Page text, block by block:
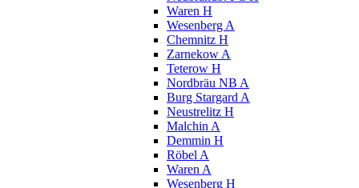
Waren H
Wesenberg A
Chemnitz H
Zarnekow A
Teterow H
Nordbräu NB A
Burg Stargard A
Neustrelitz H
Malchin A
Demmin H
Röbel A
Waren A
Wesenberg H